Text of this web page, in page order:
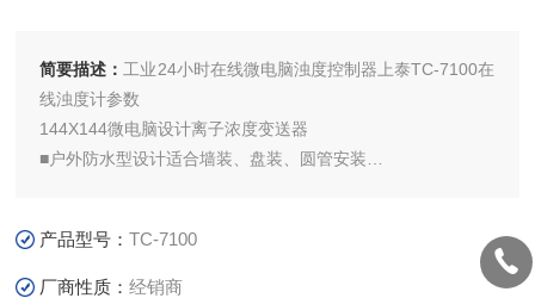
简要描述： 工业24小时在线微电脑浊度控制器上泰TC-7100在
线浊度计参数
144X144微电脑设计离子浓度变送器
■户外防水型设计适合墙装、盘装、圆管安装
产品型号：TC-7100
厂商性质：经销商